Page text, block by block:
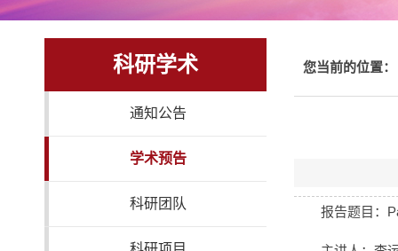
科研学术
通知公告
学术预告
科研团队
您当前的位置：
报告题目：